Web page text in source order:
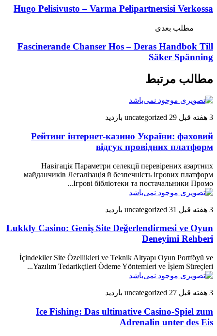
Hugo Pelisivusto – Varma Pelipartnersisi Verkossa
مطلب بعدی
Fascinerande Chanser Hos – Deras Handbok Till
Säker Spänning
مطالب مرتبط
3 هفته قبل uncategorized 29 بازدید
Рейтинг інтернет-казино України: фаховий
відгук провідних платформ
Навігація Параметри селекції перевірених азартних
майданчиків Легалізація й безпечність ігрових платформ
Ігрові бібліотеки та постачальники Промо...
3 هفته قبل uncategorized 31 بازدید
Lukkly Casino: Geniş Site Değerlendirmesi ve Oyun
Deneyimi Rehberi
İçindekiler Site Özellikleri ve Teknik Altyapı Oyun Portföyü ve
Yazılım Tedarikçileri Ödeme Yöntemleri ve İşlem Süreçleri...
3 هفته قبل uncategorized 27 بازدید
Ice Fishing: Das ultimative Casino-Spiel zum
Adrenalin unter des Eis